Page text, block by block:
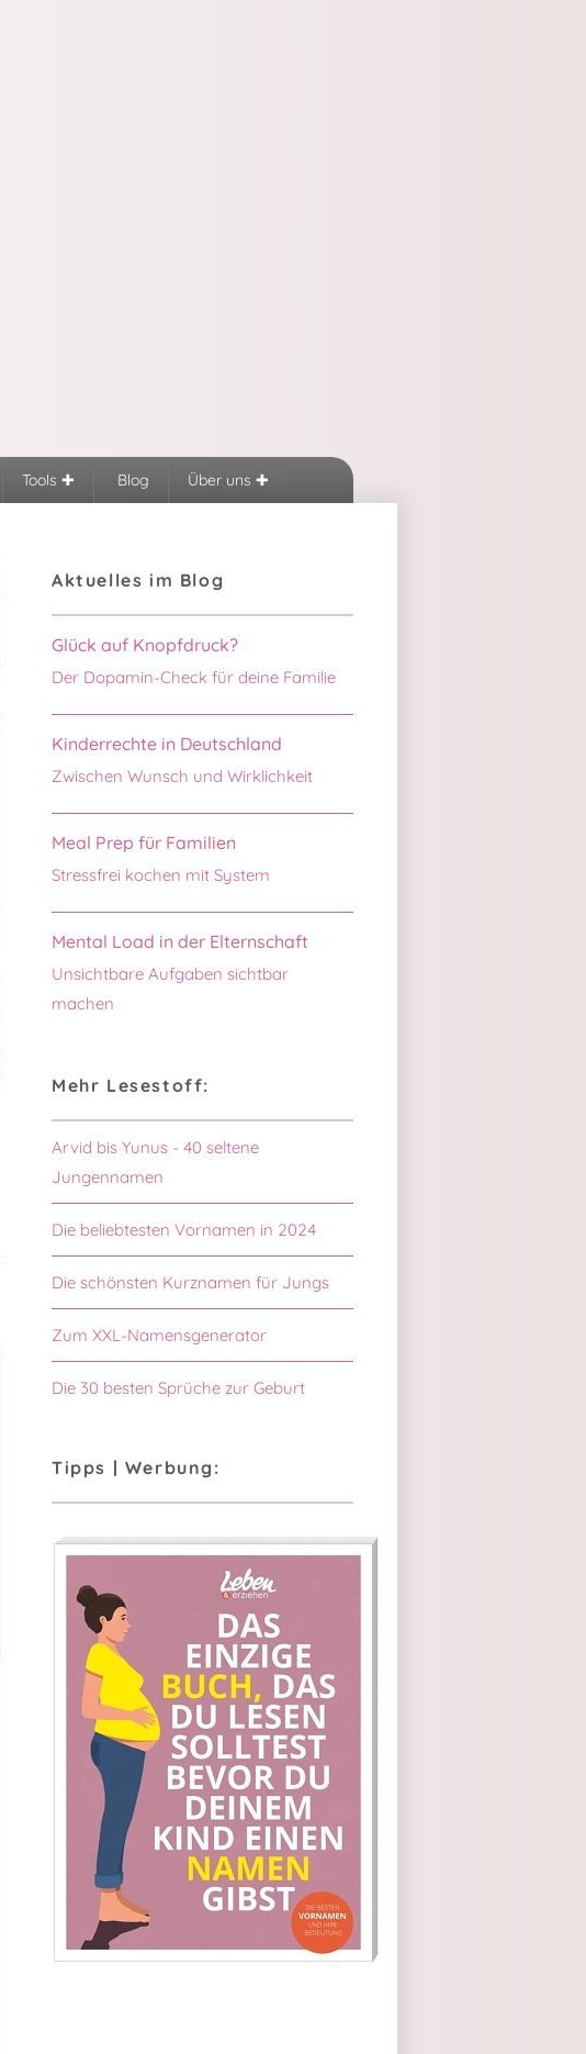
Tools Blog Über uns
Aktuelles im Blog
Glück auf Knopfdruck?
Der Dopamin-Check für deine Familie
Kinderrechte in Deutschland
Zwischen Wunsch und Wirklichkeit
Meal Prep für Familien
Stressfrei kochen mit System
Mental Load in der Elternschaft
Unsichtbare Aufgaben sichtbar
machen
Mehr Lesestoff:
Arvid bis Yunus - 40 seltene
Jungennamen
Die beliebtesten Vornamen in 2024
Die schönsten Kurznamen für Jungs
Zum XXL-Namensgenerator
Die 30 besten Sprüche zur Geburt
Tipps | Werbung: